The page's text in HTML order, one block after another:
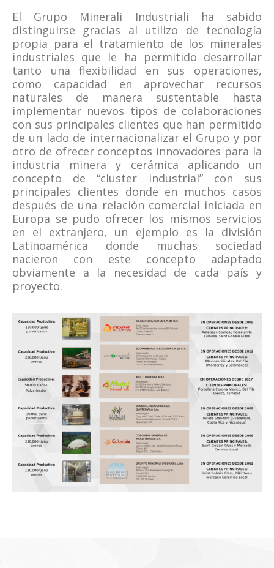
El Grupo Minerali Industriali ha sabido
distinguirse gracias al utilizo de tecnología
propia para el tratamiento de los minerales
industriales que le ha permitido desarrollar
tanto una flexibilidad en sus operaciones,
como capacidad en aprovechar recursos
naturales de manera sustentable hasta
implementar nuevos tipos de colaboraciones
con sus principales clientes que han permitido
de un lado de internacionalizar el Grupo y por
otro de ofrecer conceptos innovadores para la
industria minera y cerámica aplicando un
concepto de “cluster industrial” con sus
principales clientes donde en muchos casos
después de una relación comercial iniciada en
Europa se pudo ofrecer los mismos servicios
en el extranjero, un ejemplo es la división
Latinoamérica donde muchas sociedad
nacieron con este concepto adaptado
obviamente a la necesidad de cada país y
proyecto.